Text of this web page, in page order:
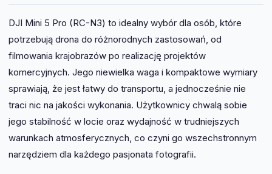
DJI Mini 5 Pro (RC-N3) to idealny wybór dla osób, które
potrzebują drona do różnorodnych zastosowań, od
filmowania krajobrazów po realizację projektów
komercyjnych. Jego niewielka waga i kompaktowe wymiary
sprawiają, że jest łatwy do transportu, a jednocześnie nie
traci nic na jakości wykonania. Użytkownicy chwalą sobie
jego stabilność w locie oraz wydajność w trudniejszych
warunkach atmosferycznych, co czyni go wszechstronnym
narzędziem dla każdego pasjonata fotografii.